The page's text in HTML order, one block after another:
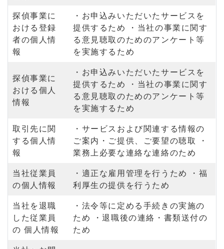
探偵事業に
おける登録
者の個人情
報
・お申込みいただいたサービスを
提供するため ・当社の事業に関す
る意見聴取のためのアンケート等
を実施するため
探偵事業に
おける個人
情報
・お申込みいただいたサービスを
提供するため ・当社の事業に関す
る意見聴取のためのアンケート等
を実施するため
取引先に関
する個人情
報
・サービスおよび関連する情報の
ご案内・ご提供、ご要望の聴取 ・
業務上必要な連絡な連絡のため
当社従業員
の個人情報
・適正な雇用管理を行うため ・福
利厚生の提供を行うため
当社を退職
した従業員
の 個人情報
・法令等に定める手続きの実施の
ため ・退職後の連絡・書類送付の
ため